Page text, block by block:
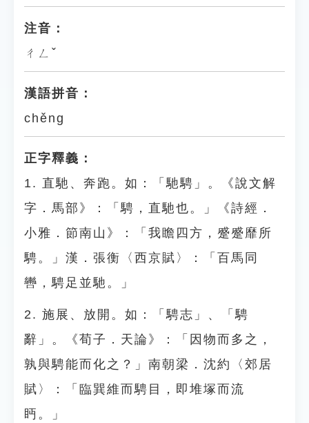
注音：
ㄔㄥˇ
漢語拼音：
chěng
正字釋義：
1. 直馳、奔跑。如：「馳騁」。《說文解
字．馬部》：「騁，直馳也。」《詩經．
小雅．節南山》：「我瞻四方，蹙蹙靡所
騁。」漢．張衡〈西京賦〉：「百馬同
轡，騁足並馳。」
2. 施展、放開。如：「騁志」、「騁
辭」。《荀子．天論》：「因物而多之，
孰與騁能而化之？」南朝梁．沈約〈郊居
賦〉：「臨巽維而騁目，即堆塚而流
眄。」